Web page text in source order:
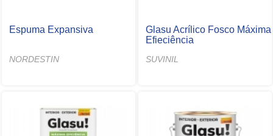
Espuma Expansiva
NORDESTIN
Glasu Acrílico Fosco Máxima
Efieciência
SUVINIL